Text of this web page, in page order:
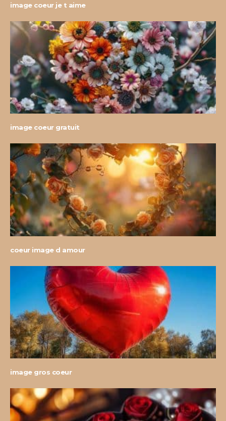
image coeur je t aime
image coeur gratuit
coeur image d amour
image gros coeur